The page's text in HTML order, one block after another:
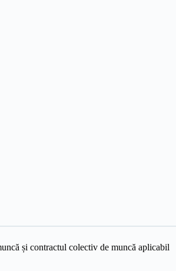
și contractul colectiv de muncă aplicabil